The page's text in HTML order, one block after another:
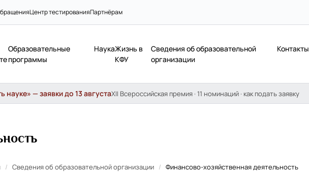
Центр тестированияПартнёрам
Образовательные
программы
НаукаЖизнь в
КФУ
Сведения об образовательной
организации
Контакты
науке» — заявки до 13 августаXII Всероссийская премия · 11 номинаций · как подать заявку
/ Сведения об образовательной организации / Финансово-хозяйственная деятельность